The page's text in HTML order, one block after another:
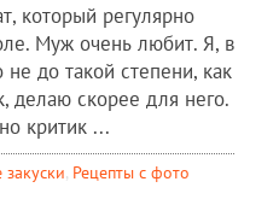
который регулярно
Муж очень любит. Я, в
до такой степени, как
делаю скорее для него.
критик ...
, Рецепты c фото